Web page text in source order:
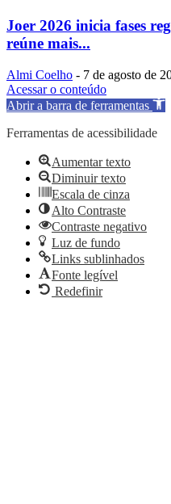
Joer 2026 inicia fases
reúne mais...
Almi Coelho - 7 de agosto de
Acessar o conteúdo
Abrir a barra de ferramentas
Ferramentas de acessibilidade
Aumentar texto
Diminuir texto
Escala de cinza
Alto Contraste
Contraste negativo
Luz de fundo
Links sublinhados
Fonte legível
Redefinir